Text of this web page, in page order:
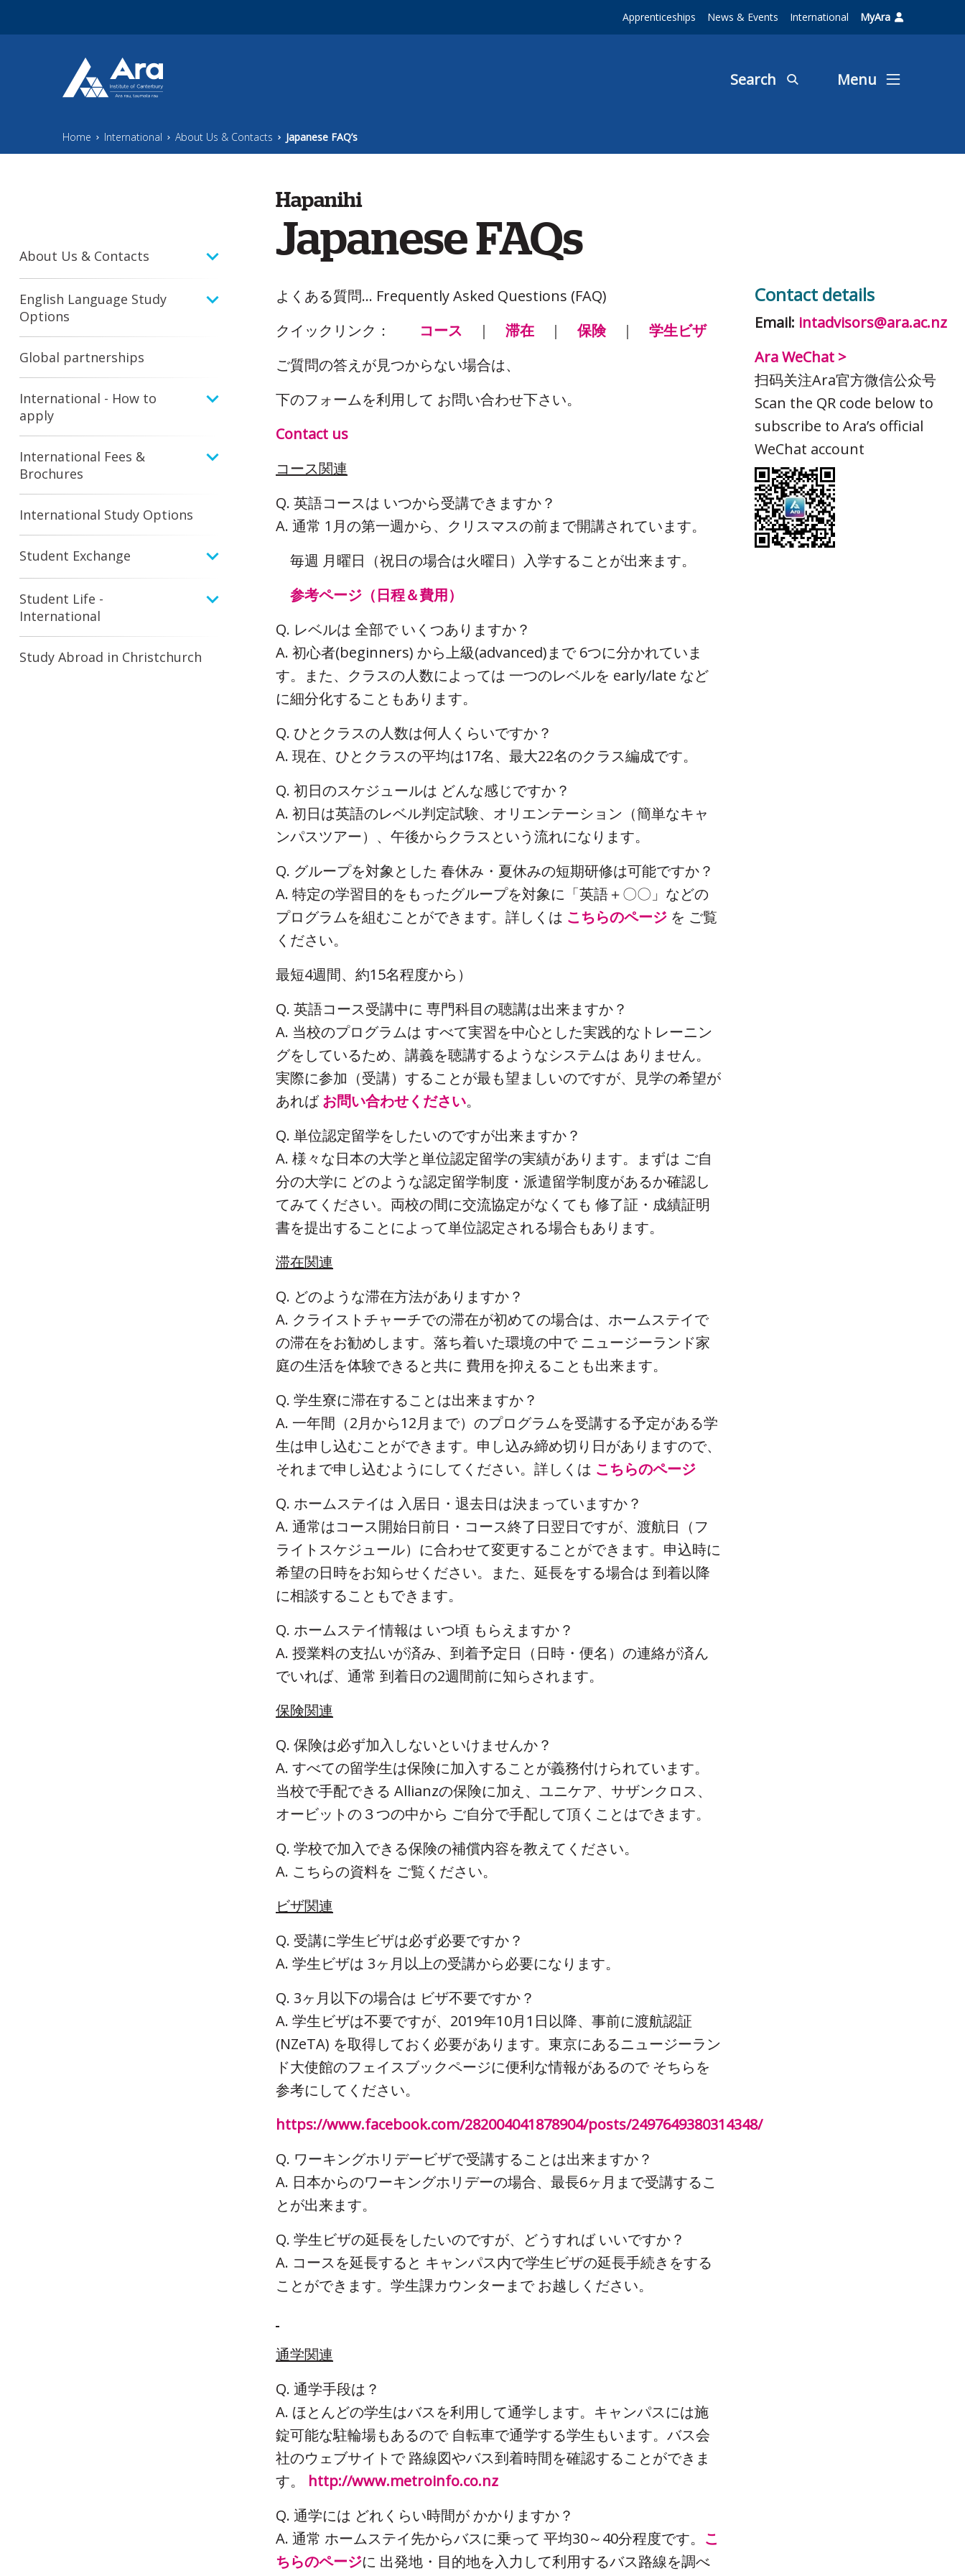
Apprenticeships News & Events International MyAra
Search Menu
Home International About Us & Contacts Japanese FAQ’s
About Us & Contacts
English Language Study
Options
Global partnerships
International - How to
apply
International Fees &
Brochures
International Study Options
Student Exchange
Student Life -
International
Study Abroad in Christchurch
Hapanihi
Japanese FAQs
よくある質問... Frequently Asked Questions (FAQ)
クイックリンク：
コース ｜ 滞在 ｜保険｜ 学生ビザ
ご質問の答えが見つからない場合は、
下のフォームを利用して お問い合わせ下さい。
Contact us
コース関連
Q. 英語コースは いつから受講できますか？
A. 通常 1月の第一週から、クリスマスの前まで開講されています。
​ 毎週 月曜日（祝日の場合は火曜日）入学することが出来ます。
参考ページ（日程＆費用）
Q. レベルは 全部で いくつありますか？
A. 初心者(beginners) から上級(advanced)まで 6つに分かれていま
す。また、クラスの人数によっては 一つのレベルを early/late など
に細分化することもあります。
Q. ひとクラスの人数は何人くらいですか？
A. 現在、ひとクラスの平均は17名、最大22名のクラス編成です。
​Q. 初日のスケジュールは どんな感じですか？
A. 初日は英語のレベル判定試験、オリエンテーション（簡単なキャ
ンパスツアー）、午後からクラスという流れになります。
​Q. グループを対象とした 春休み・夏休みの短期研修は可能ですか？
A. 特定の学習目的をもったグループを対象に「英語＋〇〇」などの
プログラムを組むことができます。詳しくは こちらのページ を ご覧
ください。
最短4週間、約15名程度から）
Q. 英語コース受講中に 専門科目の聴講は出来ますか？
A. 当校のプログラムは すべて実習を中心とした実践的なトレーニン
グをしているため、講義を聴講するようなシステムは ありません。
実際に参加（受講）することが最も望ましいのですが、見学の希望が
あればお問い合わせください。
Q. 単位認定留学をしたいのですが出来ますか？
A. 様々な日本の大学と単位認定留学の実績があります。まずは ご自
分の大学に どのような認定留学制度・派遣留学制度があるか確認し
てみてください。両校の間に交流協定がなくても 修了証・成績証明
書を提出することによって単位認定される場合もあります。
滞在関連
Q. どのような滞在方法がありますか？
A. クライストチャーチでの滞在が初めての場合は、ホームステイで
の滞在をお勧めします。落ち着いた環境の中で ニュージーランド家
庭の生活を体験できると共に 費用を抑えることも出来ます。
Q. 学生寮に滞在することは出来ますか？
A. 一年間（2月から12月まで）のプログラムを受講する予定がある学
生は申し込むことができます。申し込み締め切り日がありますので、
それまで申し込むようにしてください。詳しくは こちらのページ
Q. ホームステイは 入居日・退去日は決まっていますか？
A. 通常はコース開始日前日・コース終了日翌日ですが、渡航日（フ
ライトスケジュール）に合わせて変更することができます。申込時に
希望の日時をお知らせください。また、延長をする場合は 到着以降
に相談することもできます。
Q. ホームステイ情報は いつ頃 もらえますか？
A. 授業料の支払いが済み、到着予定日（日時・便名）の連絡が済ん
でいれば、通常 到着日の2週間前に知らされます。
保険関連
Q. 保険は必ず加入しないといけませんか？
A. すべての留学生は保険に加入することが義務付けられています。
当校で手配できる Allianzの保険に加え、ユニケア、サザンクロス、
オービットの３つの中から ご自分で手配して頂くことはできます。
​Q. 学校で加入できる保険の補償内容を教えてください。
A. こちらの資料を ご覧ください。
ビザ関連
Q. 受講に学生ビザは必ず必要ですか？
A. 学生ビザは 3ヶ月以上の受講から必要になります。
Q. 3ヶ月以下の場合は ビザ不要ですか？
A. 学生ビザは不要ですが、2019年10月1日以降、事前に渡航認証
(NZeTA) を取得しておく必要があります。東京にあるニュージーラン
ド大使館のフェイスブックページに便利な情報があるので そちらを
参考にしてください。
https://www.facebook.com/282004041878904/posts/2497649380314348/
Q. ワーキングホリデービザで受講することは出来ますか？
A. 日本からのワーキングホリデーの場合、最長6ヶ月まで受講するこ
とが出来ます。
Q. 学生ビザの延長をしたいのですが、どうすれば いいですか？
A. コースを延長すると キャンパス内で学生ビザの延長手続きをする
ことができます。学生課カウンターまで お越しください。
通学関連
Q. 通学手段は？
A. ほとんどの学生はバスを利用して通学します。キャンパスには施
錠可能な駐輪場もあるので 自転車で通学する学生もいます。バス会
社のウェブサイトで 路線図やバス到着時間を確認することができま
す。 http://www.metroinfo.co.nz
​Q. 通学には どれくらい時間が かかりますか？
A. 通常 ホームステイ先からバスに乗って 平均30～40分程度です。 こ
ちらのページに 出発地・目的地を入力して利用するバス路線を調べ
Contact details
Email: intadvisors@ara.ac.nz
Ara WeChat >
扫码关注Ara官方微信公众号
Scan the QR code below to
subscribe to Ara’s official
WeChat account